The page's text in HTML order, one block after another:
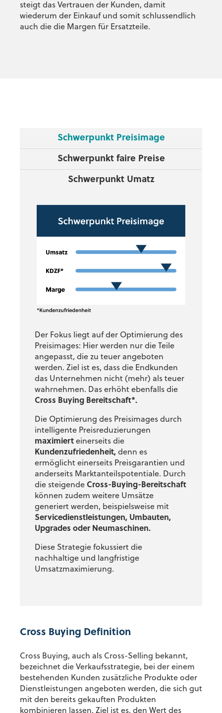
steigt das Vertrauen der Kunden, damit
wiederum der Einkauf und somit schlussendlich
auch die die Margen für Ersatzteile.
Schwerpunkt Preisimage
Schwerpunkt faire Preise
Schwerpunkt Umatz
Der Fokus liegt auf der Optimierung des
Preisimages: Hier werden nur die Teile
angepasst, die zu teuer angeboten
werden. Ziel ist es, dass die Endkunden
das Unternehmen nicht (mehr) als teuer
wahrnehmen. Das erhöht ebenfalls die
Cross Buying Bereitschaft*.
Die Optimierung des Preisimages durch
intelligente Preisreduzierungen
maximiert einerseits die
Kundenzufriedenheit, denn es
ermöglicht einerseits Preisgarantien und
anderseits Marktanteilspotentiale. Durch
die steigende Cross-Buying-Bereitschaft
können zudem weitere Umsätze
generiert werden, beispielsweise mit
Servicedienstleistungen, Umbauten,
Upgrades oder Neumaschinen.
Diese Strategie fokussiert die
nachhaltige und langfristige
Umsatzmaximierung.
Cross Buying Definition
Cross Buying, auch als Cross-Selling bekannt,
bezeichnet die Verkaufsstrategie, bei der einem
bestehenden Kunden zusätzliche Produkte oder
Dienstleistungen angeboten werden, die sich gut
mit den bereits gekauften Produkten
kombinieren lassen. Ziel ist es, den Wert des